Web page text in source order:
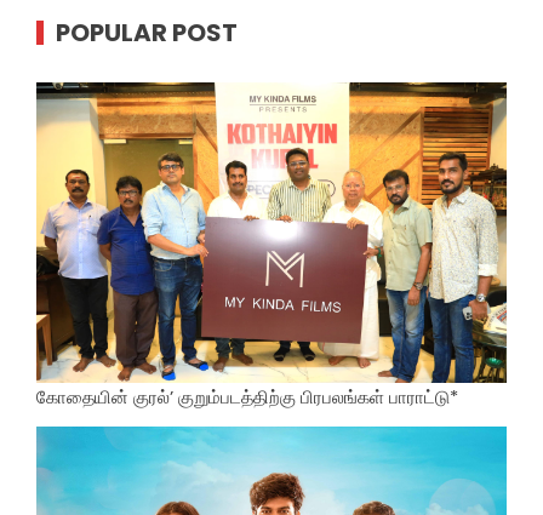
POPULAR POST
கோதையின் குரல்’ குறும்படத்திற்கு பிரபலங்கள் பாராட்டு*